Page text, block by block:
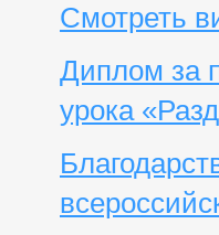
Смотреть
Диплом за
урока